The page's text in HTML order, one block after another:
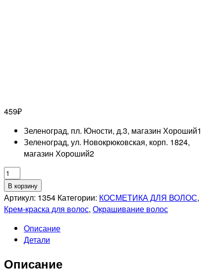
459₽
Зеленоград, пл. Юности, д.3, магазин Хороший1
Зеленоград, ул. Новокрюковская, корп. 1824,
магазин Хороший2
Количество
товара
KAPOUS
PROFESSIONNEL
HYALURONIK
ACID
КРЕМ-
В корзину
Артикул: 1354 Категории: КОСМЕТИКА ДЛЯ ВОЛОС,
Крем-краска для волос, Окрашивание волос
Описание
Детали
Описание